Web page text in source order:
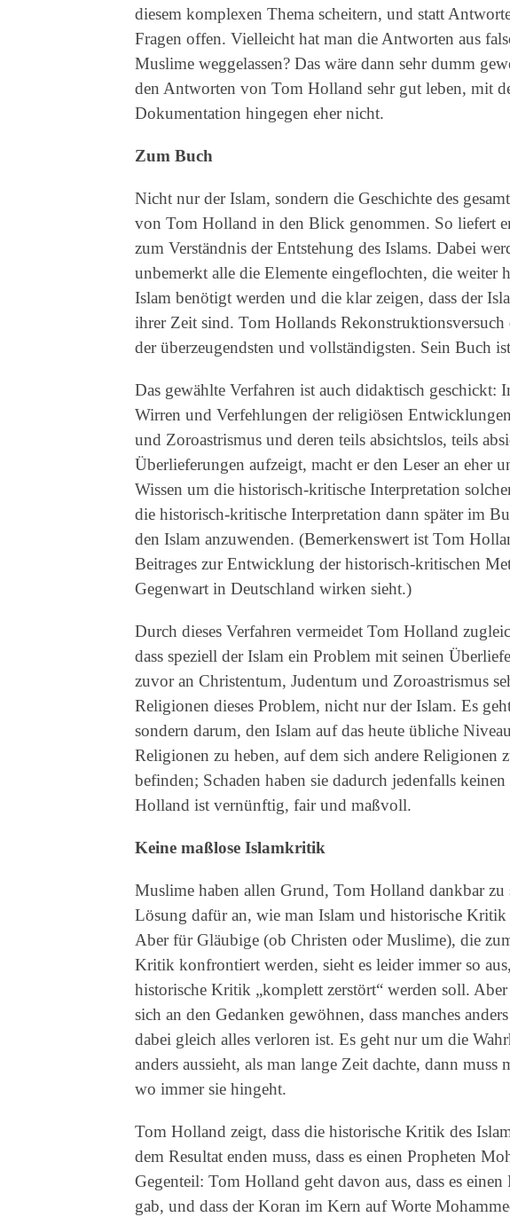
diesem komplexen Thema scheitern, und statt
Fragen offen. Vielleicht hat man die Antworten aus
Muslime weggelassen? Das wäre dann sehr dumm
den Antworten von Tom Holland sehr gut leben, mit
Dokumentation hingegen eher nicht.
Zum Buch
Nicht nur der Islam, sondern die Geschichte des
von Tom Holland in den Blick genommen. So liefert
zum Verständnis der Entstehung des Islams. Dabei
unbemerkt alle die Elemente eingeflochten, die weiter
Islam benötigt werden und die klar zeigen, dass der
ihrer Zeit sind. Tom Hollands Rekonstruktionsversuch
der überzeugendsten und vollständigsten. Sein Buch
Das gewählte Verfahren ist auch didaktisch geschickt:
Wirren und Verfehlungen der religiösen
und Zoroastrismus und deren teils absichtslos, teils
Überlieferungen aufzeigt, macht er den Leser an eher
Wissen um die historisch-kritische Interpretation
die historisch-kritische Interpretation dann später im
den Islam anzuwenden. (Bemerkenswert ist Tom
Beitrages zur Entwicklung der historisch-kritischen
Gegenwart in Deutschland wirken sieht.)
Durch dieses Verfahren vermeidet Tom Holland
dass speziell der Islam ein Problem mit seinen
zuvor an Christentum, Judentum und Zoroastrismus
Religionen dieses Problem, nicht nur der Islam. Es
sondern darum, den Islam auf das heute übliche
Religionen zu heben, auf dem sich andere Religionen
befinden; Schaden haben sie dadurch jedenfalls
Holland ist vernünftig, fair und maßvoll.
Keine maßlose Islamkritik
Muslime haben allen Grund, Tom Holland dankbar zu
Lösung dafür an, wie man Islam und historische
Aber für Gläubige (ob Christen oder Muslime), die
Kritik konfrontiert werden, sieht es leider immer so
historische Kritik „komplett zerstört“ werden soll.
sich an den Gedanken gewöhnen, dass manches
dabei gleich alles verloren ist. Es geht nur um die
anders aussieht, als man lange Zeit dachte, dann muss
wo immer sie hingeht.
Tom Holland zeigt, dass die historische Kritik des
dem Resultat enden muss, dass es einen Propheten
Gegenteil: Tom Holland geht davon aus, dass es
gab, und dass der Koran im Kern auf Worte